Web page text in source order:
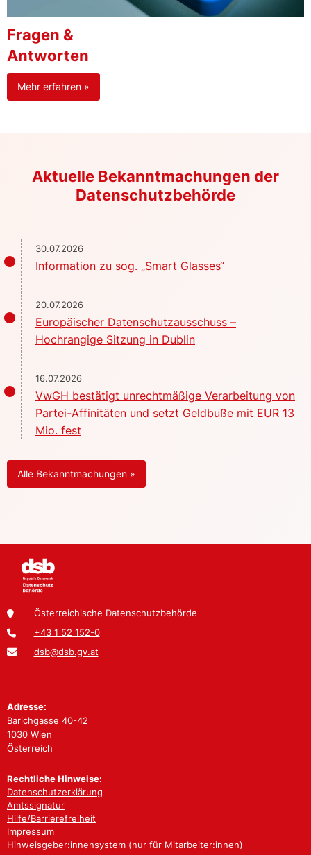
Fragen &
Antworten
Mehr erfahren »
Aktuelle Bekanntmachungen der
Datenschutzbehörde
30.07.2026
Information zu sog. „Smart Glasses“
20.07.2026
Europäischer Datenschutzausschuss –
Hochrangige Sitzung in Dublin
16.07.2026
VwGH bestätigt unrechtmäßige Verarbeitung von
Partei-Affinitäten und setzt Geldbuße mit EUR 13
Mio. fest
Alle Bekanntmachungen »
Österreichische Datenschutzbehörde
+43 1 52 152-0
dsb@dsb.gv.at
Adresse:
Barichgasse 40-42
1030 Wien
Österreich
Rechtliche Hinweise:
Datenschutzerklärung
Amtssignatur
Hilfe/Barrierefreiheit
Impressum
Hinweisgeber:innensystem (nur für Mitarbeiter:innen)